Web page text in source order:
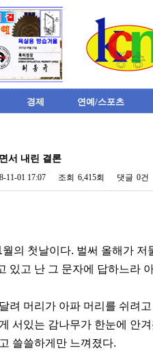
경제 연예/스포츠
서 내린 결론
11-01 17:07 조회 6,415회 댓글 0건
의 첫날이다. 벌써 올해가
있고 난 그 문자에 답하느라
려 머리가 아파 머리를 쉬려
서있는 감나무가 한눈에 안
쓸쓸하게만 느껴졌다.